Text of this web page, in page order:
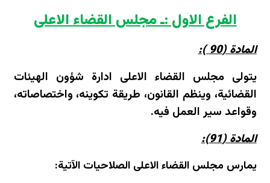
الفرع الاول :ـ مجلس القضاء الاعلى
المادة (90 ):
يتولى مجلس القضاء الاعلى ادارة شؤون الهيئات
القضائية، وينظم القانون، طريقة تكوينه، واختصاصاته،
وقواعد سير العمل فيه.
المادة (91):
يمارس مجلس القضاء الاعلى الصلاحيات الآتية: